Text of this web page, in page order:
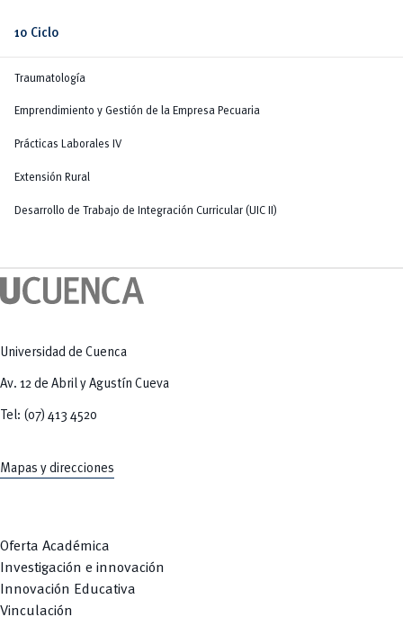
10 Ciclo
Traumatología
Emprendimiento y Gestión de la Empresa Pecuaria
Prácticas Laborales IV
Extensión Rural
Desarrollo de Trabajo de Integración Curricular (UIC II)
Universidad de Cuenca
Av. 12 de Abril y Agustín Cueva
Tel: (07) 413 4520
Mapas y direcciones
Oferta Académica
Investigación e innovación
Innovación Educativa
Vinculación